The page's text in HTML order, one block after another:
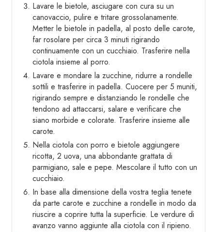
Lavare le bietole, asciugare con cura su un
canovaccio, pulire e tritare grossolanamente.
Metter le bietole in padella, al posto delle carote,
far rosolare per circa 3 minuti rigirando
continuamente con un cucchiaio. Trasferire nella
ciotola insieme al porro.
Lavare e mondare la zucchine, ridurre a rondelle
sottili e trasferire in padella. Cuocere per 5 muniti,
rigirando sempre e distanziando le rondelle che
tendono ad attaccarsi, salare e verificare che
siano morbide e colorate. Trasferire insieme alle
carote.
Nella ciotola con porro e bietole aggiungere
ricotta, 2 uova, una abbondante grattata di
parmigiano, sale e pepe. Mescolare il tutto con un
cucchiaio.
In base alla dimensione della vostra teglia tenete
da parte carote e zucchine a rondelle in modo da
riuscire a coprire tutta la superficie. Le verdure di
avanzo vanno aggiunte alla ciotola con il ripieno.